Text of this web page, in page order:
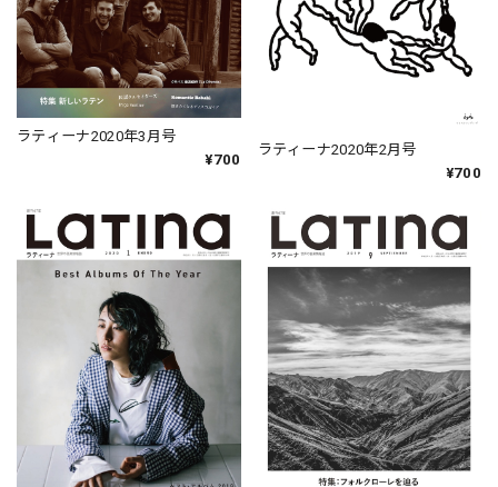
ラティーナ2020年3月号
¥700
ラティーナ2020年2月号
¥700